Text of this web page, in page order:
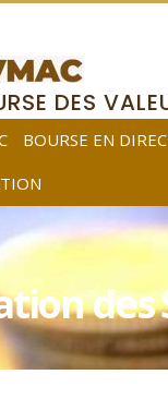
DES
BOURSE EN
des